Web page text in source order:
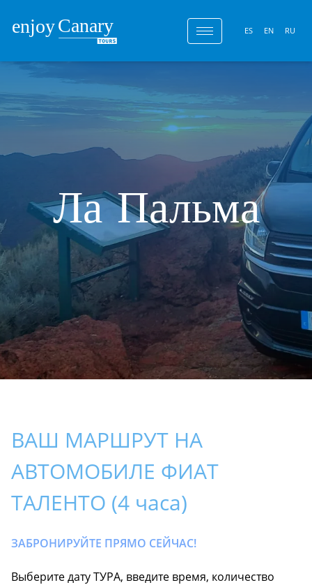
ES EN RU
Ла Пальма
ВАШ МАРШРУТ НА
АВТОМОБИЛЕ ФИАТ
ТАЛЕНТО (4 часа)
ЗАБРОНИРУЙТЕ ПРЯМО СЕЙЧАС!
Выберите дату ТУРА, введите время, количество